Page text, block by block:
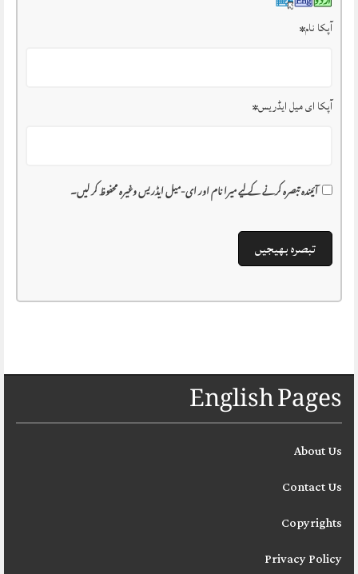
آپکا نام*
آپکا ای میل ایڈریس*
آئیندہ تبصرہ کرنے کے لیے میرا نام اور ای-میل ایڈریس وغیرہ محفوظ کر لیں۔
English Pages
About Us
Contact Us
Copyrights
Privacy Policy